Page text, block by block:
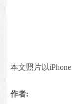
本文照片以
作者: